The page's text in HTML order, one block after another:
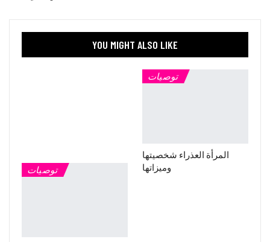
YOU MIGHT ALSO LIKE
توصيات
توصيات
المرأة العذراء شخصيتها
وميزاتها